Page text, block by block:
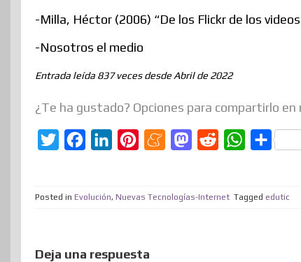
-Milla, Héctor (2006) “De los Flickr de los
-Nosotros el medio
Entrada leída 837 veces desde Abril de 2022
¿Te ha gustado? Opciones para compartirlo en
t
e
k
t
M
e
M
t
d
W
t
C
p
Posted in Evolución, Nuevas Tecnologías-Internet Tagged edutic
Deja una respuesta